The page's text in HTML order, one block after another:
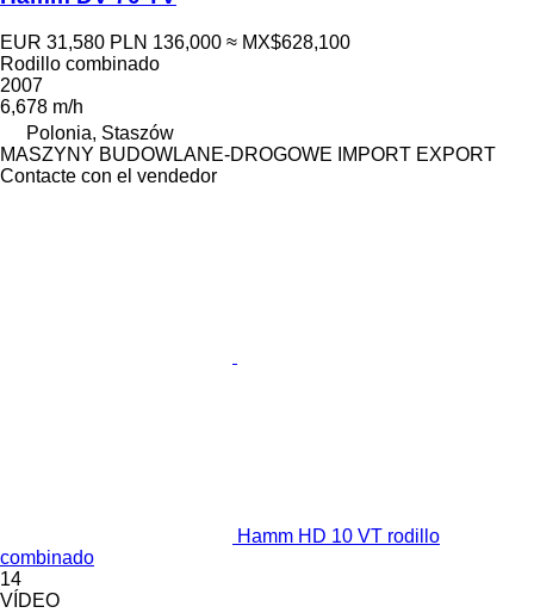
EUR 31,580 PLN 136,000 ≈ MX$628,100
Rodillo combinado
2007
6,678 m/h
Polonia, Staszów
MASZYNY BUDOWLANE-DROGOWE IMPORT EXPORT
Contacte con el vendedor
Hamm HD 10 VT rodillo
combinado
14
VÍDEO